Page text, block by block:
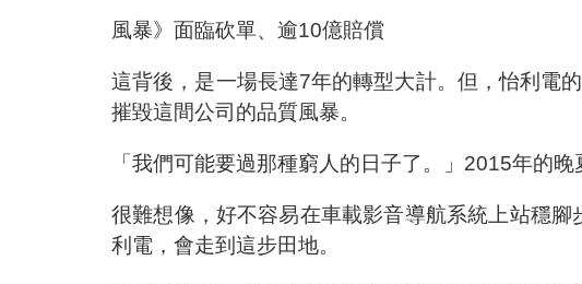
風暴》面臨砍單、逾10億賠償
這背後，是一場長達7年的轉型大計。但，怡利電
摧毀這間公司的品質風暴。
「我們可能要過那種窮人的日子了。」2015年的
很難想像，好不容易在車載影音導航系統上站穩
利電，會走到這步田地。